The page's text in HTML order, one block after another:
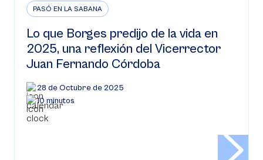
PASÓ EN LA SABANA
Lo que Borges predijo de la vida en
2025, una reflexión del Vicerrector
Juan Fernando Córdoba
28 de Octubre de 2025
10 minutos